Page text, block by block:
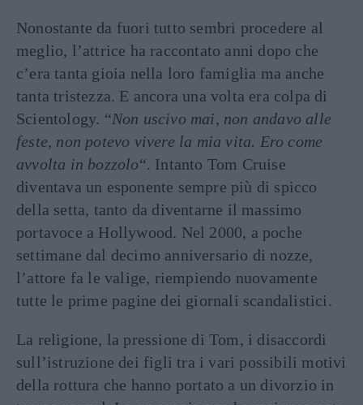
Nonostante da fuori tutto sembri procedere al
meglio, l’attrice ha raccontato anni dopo che
c’era tanta gioia nella loro famiglia ma anche
tanta tristezza. E ancora una volta era colpa di
Scientology. “Non uscivo mai, non andavo alle
feste, non potevo vivere la mia vita. Ero come
avvolta in bozzolo“. Intanto Tom Cruise
diventava un esponente sempre più di spicco
della setta, tanto da diventarne il massimo
portavoce a Hollywood. Nel 2000, a poche
settimane dal decimo anniversario di nozze,
l’attore fa le valige, riempiendo nuovamente
tutte le prime pagine dei giornali scandalistici.
La religione, la pressione di Tom, i disaccordi
sull’istruzione dei figli tra i vari possibili motivi
della rottura che hanno portato a un divorzio in